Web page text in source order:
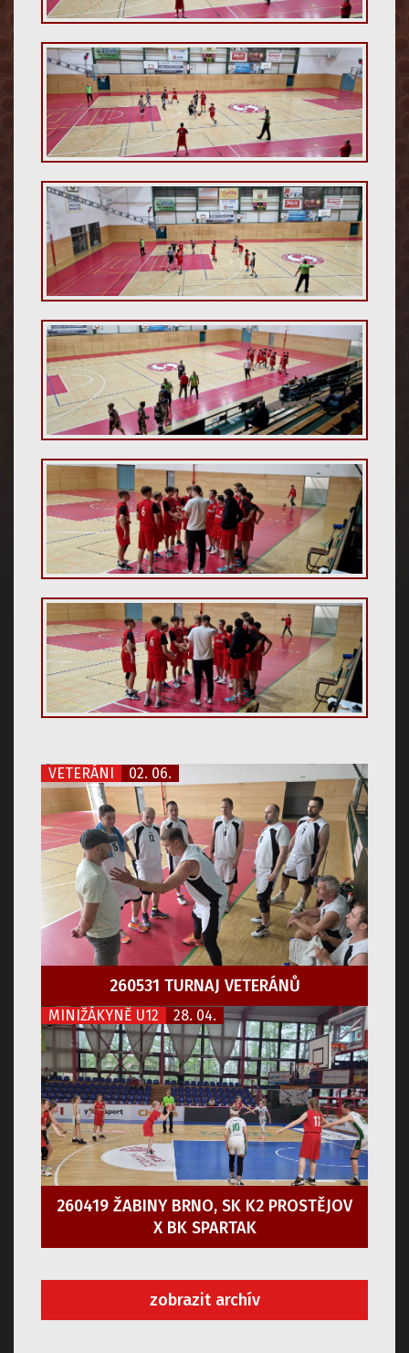
VETERÁNI 02. 06.
260531 TURNAJ VETERÁNŮ
MINIŽÁKYNĚ U12 28. 04.
260419 ŽABINY BRNO, SK K2 PROSTĚJOV
X BK SPARTAK
zobrazit archív